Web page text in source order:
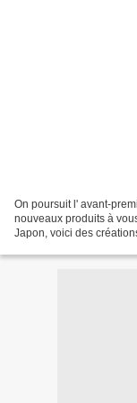
On poursuit l' avant-
nouveaux produits à
Japon, voici des